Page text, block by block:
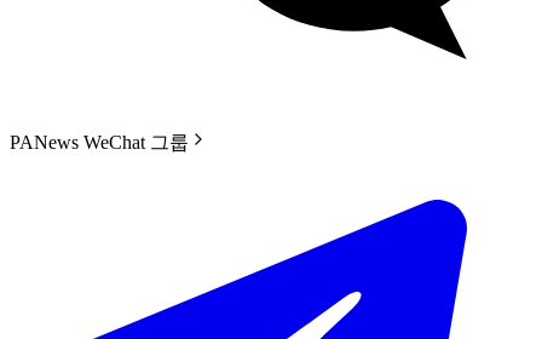
PANews WeChat 그룹